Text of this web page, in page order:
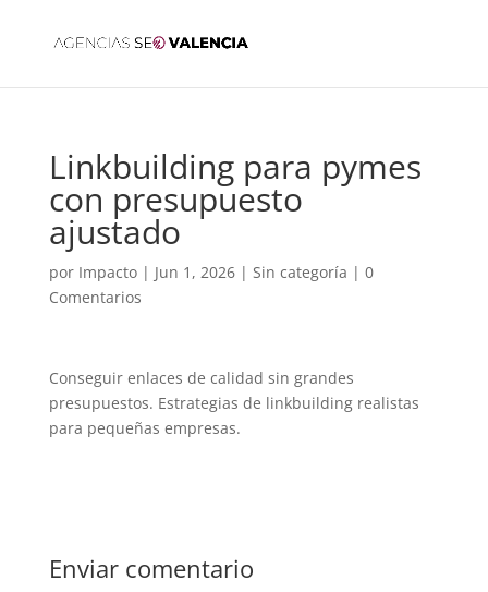
Linkbuilding para pymes
con presupuesto
ajustado
por Impacto| Jun 1, 2026| Sin categoría | 0
Comentarios
Conseguir enlaces de calidad sin grandes
presupuestos. Estrategias de linkbuilding realistas
para pequeñas empresas.
Enviar comentario